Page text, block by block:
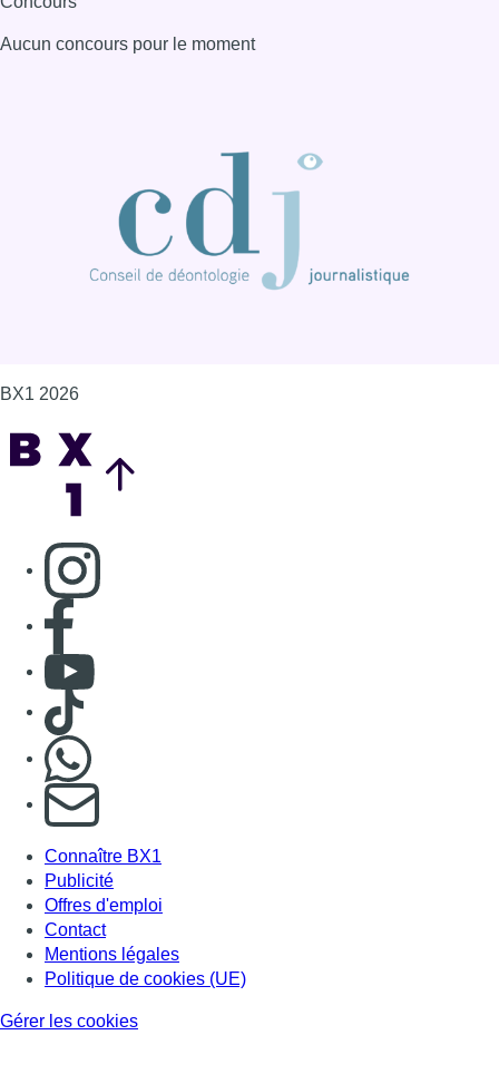
Aucun concours pour le moment
BX1 2026
Consulter page Instagram
Consulter page Facebook
Consulter Youtube
Consulter TikTok
S'abonner à notre newsletter
Connaître BX1
Publicité
Offres d'emploi
Contact
Mentions légales
Politique de cookies (UE)
Gérer les cookies